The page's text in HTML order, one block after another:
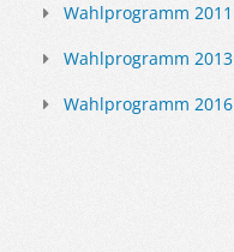
Wahlprogramm 2011
Wahlprogramm 2013
Wahlprogramm 2016